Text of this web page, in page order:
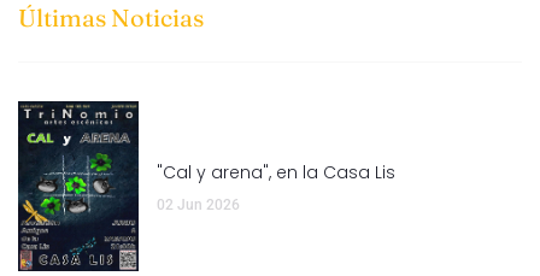
Últimas Noticias
"Cal y arena", en la Casa Lis
02 Jun 2026